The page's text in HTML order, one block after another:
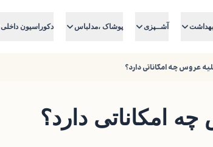
آشــپزی پوشاک ،مدلباس دکوراسیون داخلی
عروس چه امکاناتی دارد؟
امکاناتی دارد؟